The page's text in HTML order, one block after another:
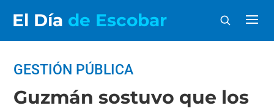
El Día de Escobar
GESTIÓN PÚBLICA
Guzmán sostuvo que los